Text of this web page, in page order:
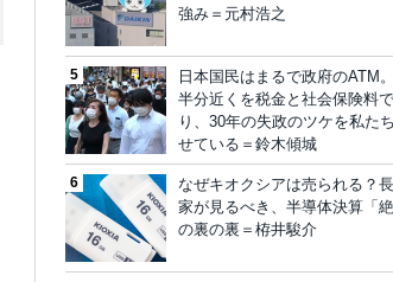
強み＝元村浩之
日本国民はまるで政府のATM
半分近くを税金と社会保険料
り、30年の失政のツケを私た
せている＝鈴木傾城
なぜキオクシアは売られる？
家が見るべき、半導体決算「絶
の裏の裏＝栫井駿介